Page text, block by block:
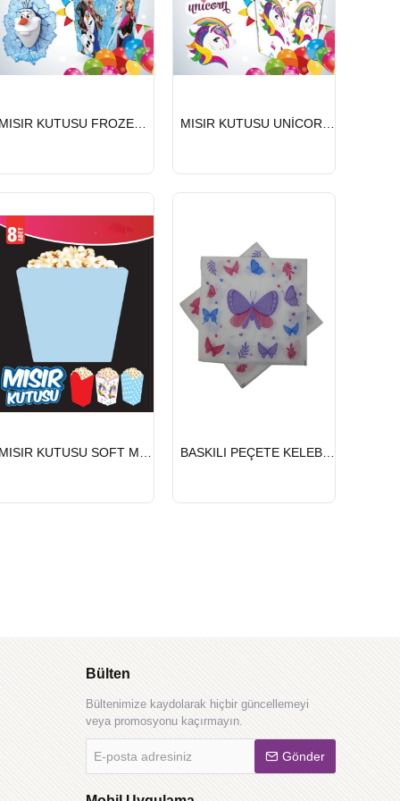
GÖNDERİ
GÖNDERİ
HIZLI
GÖNDERİ
MISIR KUTUSU SOFT MAVİ 8 Lİ
HIZLI
GÖNDERİ
BASKILI PEÇETE KELEBEK
Bülten
Bültenimize kaydolarak hiçbir güncellemeyi
veya promosyonu kaçırmayın.
posta
Gönder